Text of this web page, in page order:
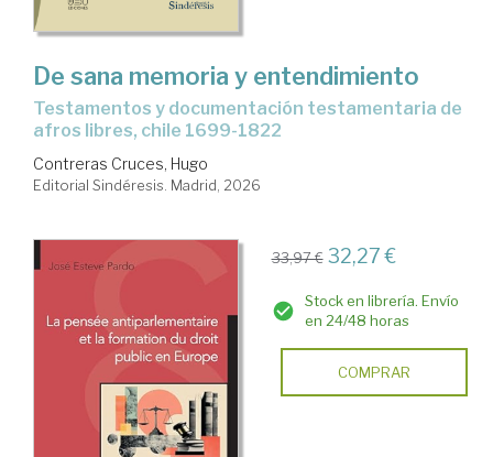
De sana memoria y entendimiento
Testamentos y documentación testamentaria de
afros libres, chile 1699-1822
Contreras Cruces, Hugo
Editorial Sindéresis. Madrid, 2026
33,97 € 32,27 €
Stock en librería. Envío
en 24/48 horas
COMPRAR